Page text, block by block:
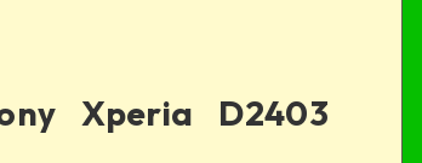
Xperia D2403